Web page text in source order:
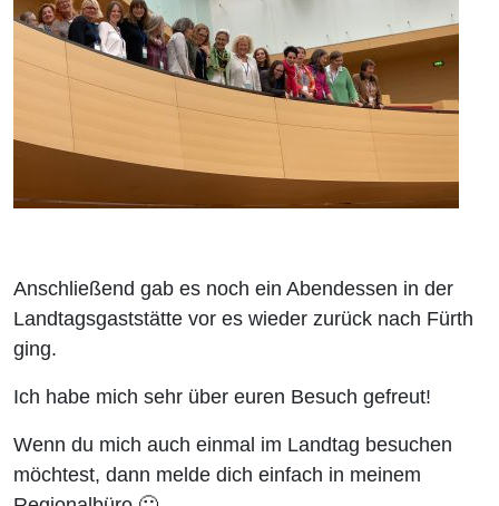
Anschließend gab es noch ein Abendessen in der
Landtagsgaststätte vor es wieder zurück nach Fürth
ging.
Ich habe mich sehr über euren Besuch gefreut!
Wenn du mich auch einmal im Landtag besuchen
möchtest, dann melde dich einfach in meinem